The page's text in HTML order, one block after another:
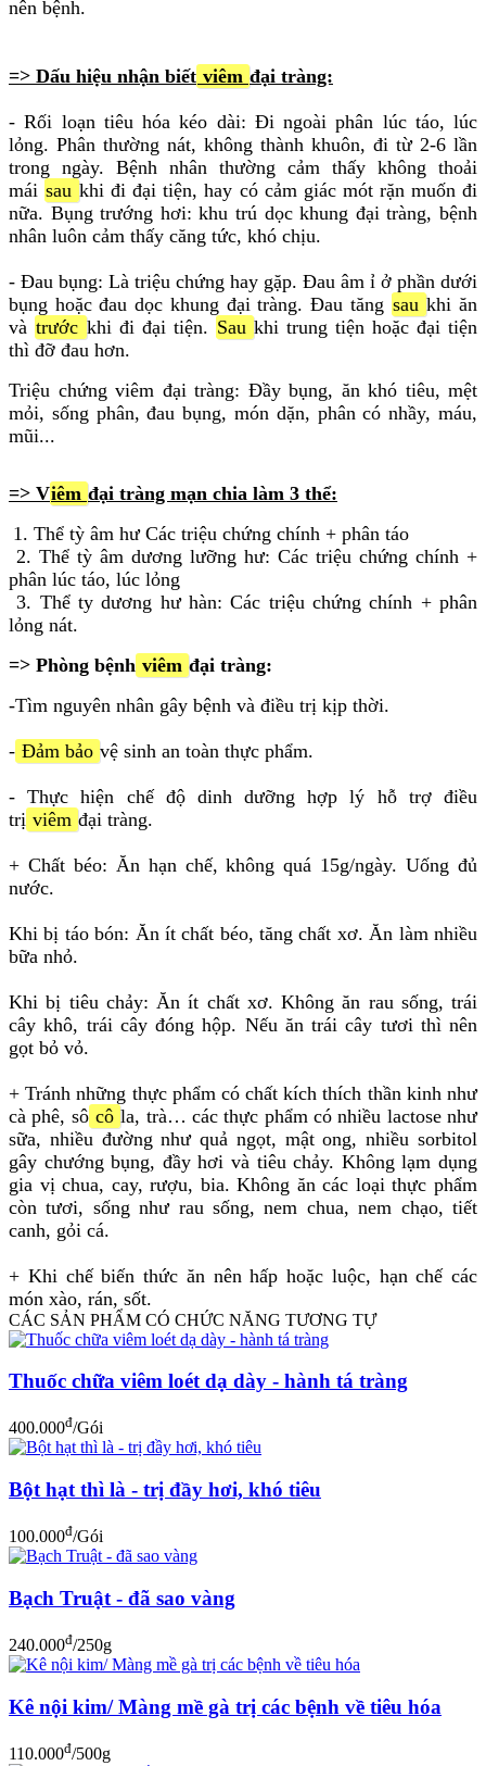
nên bệnh.
=> Dấu hiệu nhận biết viêm đại tràng:
- Rối loạn tiêu hóa kéo dài: Đi ngoài phân lúc táo, lúc
lỏng. Phân thường nát, không thành khuôn, đi từ 2-6 lần
trong ngày. Bệnh nhân thường cảm thấy không thoải
mái sau khi đi đại tiện, hay có cảm giác mót rặn muốn đi
nữa. Bụng trướng hơi: khu trú dọc khung đại tràng, bệnh
nhân luôn cảm thấy căng tức, khó chịu.
- Đau bụng: Là triệu chứng hay gặp. Đau âm ỉ ở phần dưới
bụng hoặc đau dọc khung đại tràng. Đau tăng sau khi ăn
và trước khi đi đại tiện. Sau khi trung tiện hoặc đại tiện
thì đỡ đau hơn.
Triệu chứng viêm đại tràng: Đầy bụng, ăn khó tiêu, mệt
mỏi, sống phân, đau bụng, món dặn, phân có nhầy, máu,
mũi...
=> Viêm đại tràng mạn chia làm 3 thể:
1. Thể tỳ âm hư Các triệu chứng chính + phân táo
2. Thể tỳ âm dương lưỡng hư: Các triệu chứng chính +
phân lúc táo, lúc lỏng
3. Thể ty dương hư hàn: Các triệu chứng chính + phân
lỏng nát.
=> Phòng bệnh viêm đại tràng:
-Tìm nguyên nhân gây bệnh và điều trị kịp thời.
- Đảm bảo vệ sinh an toàn thực phẩm.
- Thực hiện chế độ dinh dưỡng hợp lý hỗ trợ điều
trị viêm đại tràng.
+ Chất béo: Ăn hạn chế, không quá 15g/ngày. Uống đủ
nước.
Khi bị táo bón: Ăn ít chất béo, tăng chất xơ. Ăn làm nhiều
bữa nhỏ.
Khi bị tiêu chảy: Ăn ít chất xơ. Không ăn rau sống, trái
cây khô, trái cây đóng hộp. Nếu ăn trái cây tươi thì nên
gọt bỏ vỏ.
+ Tránh những thực phẩm có chất kích thích thần kinh như
cà phê, sô cô la, trà… các thực phẩm có nhiều lactose như
sữa, nhiều đường như quả ngọt, mật ong, nhiều sorbitol
gây chướng bụng, đầy hơi và tiêu chảy. Không lạm dụng
gia vị chua, cay, rượu, bia. Không ăn các loại thực phẩm
còn tươi, sống như rau sống, nem chua, nem chạo, tiết
canh, gỏi cá.
+ Khi chế biến thức ăn nên hấp hoặc luộc, hạn chế các
món xào, rán, sốt.
CÁC SẢN PHẨM CÓ CHỨC NĂNG TƯƠNG TỰ
Thuốc chữa viêm loét dạ dày - hành tá tràng
400.000đ/Gói
Bột hạt thì là - trị đầy hơi, khó tiêu
100.000đ/Gói
Bạch Truật - đã sao vàng
240.000đ/250g
Kê nội kim/ Màng mề gà trị các bệnh về tiêu hóa
110.000đ/500g